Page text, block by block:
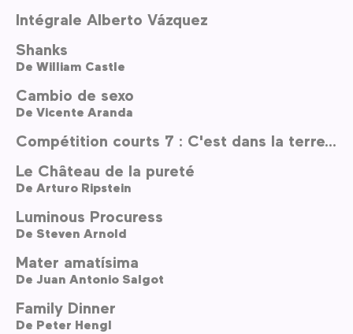
Intégrale Alberto Vázquez
Shanks
De William Castle
Cambio de sexo
De Vicente Aranda
Compétition courts 7 : C'est dans la terre…
Le Château de la pureté
De Arturo Ripstein
Luminous Procuress
De Steven Arnold
Mater amatísima
De Juan Antonio Salgot
Family Dinner
De Peter Hengl